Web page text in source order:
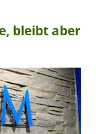
bleibt aber